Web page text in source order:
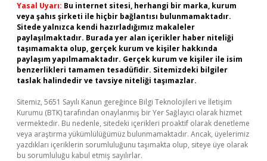
Yasal Uyarı: Bu internet sitesi, herhangi bir marka, kurum
veya şahıs şirketi ile hiçbir bağlantısı bulunmamaktadır.
Sitede yalnızca kendi hazırladığımız makaleler
paylaşılmaktadır. Burada yer alan içerikler haber niteliği
taşımamakta olup, gerçek kurum ve kişiler hakkında
paylaşım yapılmamaktadır. Gerçek kurum ve kişiler ile isim
benzerlikleri tamamen tesadüfidir. Sitemizdeki bilgiler
taslak halindedir ve tavsiye niteliği taşımazlar.
Sitemiz, 5651 Sayılı Kanun gereğince Bilgi Teknolojileri ve İletişim
Kurumu (BTK) tarafından onaylanmış bir Yer Sağlayıcı olarak hizmet
vermektedir. Bu nedenle, sitedeki içerikleri proaktif olarak denetleme
veya araştırma yükümlülüğümüz bulunmamaktadır. Ancak, üyelerimiz
yazdıkları içeriklerin sorumluluğunu taşımakta olup, siteye üye olarak
bu sorumluluğu kabul etmiş sayılırlar.